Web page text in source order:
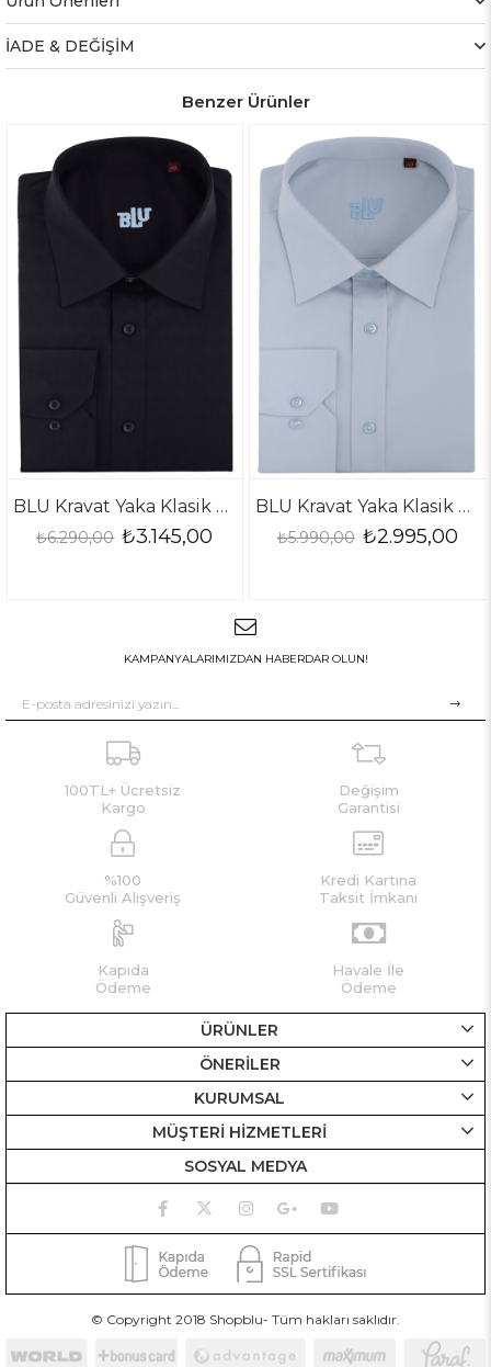
İADE & DEĞİŞİM
Benzer Ürünler
BLU Kravat Yaka Klasik Gömlek
₺3.145,00
BLU Kravat Yaka Klasik Gömlek
₺2.995,00
₺5.990,00
KAMPANYALARIMIZDAN HABERDAR OLUN!
100TL+ Ücretsiz
Kargo
Değişim
Garantisi
%100
Güvenli Alışveriş
Kredi Kartına
Taksit İmkanı
Kapıda
Ödeme
Havale İle
Ödeme
ÜRÜNLER
ÖNERİLER
KURUMSAL
MÜŞTERİ HİZMETLERİ
SOSYAL MEDYA
© Copyright 2018 Shopblu- Tüm hakları saklıdır.